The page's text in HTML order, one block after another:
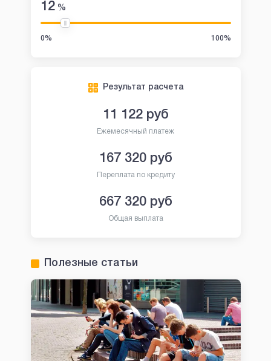
12%
0% 100%
Результат расчета
11 122руб
Ежемесячный платеж
167 320руб
Переплата по кредиту
667 320руб
Общая выплата
Полезные статьи